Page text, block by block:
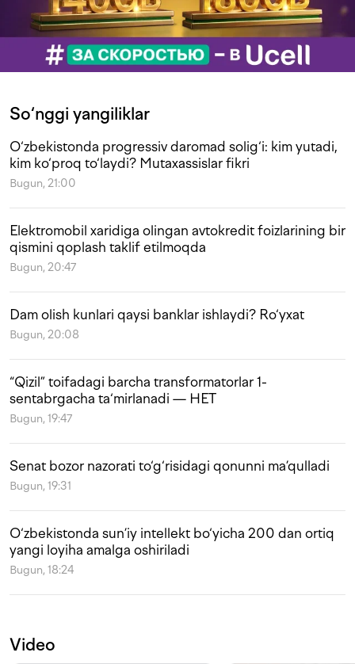
So‘nggi yangiliklar
O‘zbekistonda progressiv daromad solig‘i: kim yutadi,
kim ko‘proq to‘laydi? Mutaxassislar fikri
Bugun, 21:00
Elektromobil xaridiga olingan avtokredit foizlarining bir
qismini qoplash taklif etilmoqda
Bugun, 20:47
Dam olish kunlari qaysi banklar ishlaydi? Ro‘yxat
Bugun, 20:08
“Qizil” toifadagi barcha transformatorlar 1-
sentabrgacha ta‘mirlanadi — HET
Bugun, 19:47
Senat bozor nazorati to‘g‘risidagi qonunni ma’qulladi
Bugun, 19:31
O‘zbekistonda sun’iy intellekt bo‘yicha 200 dan ortiq
yangi loyiha amalga oshiriladi
Bugun, 18:24
Video